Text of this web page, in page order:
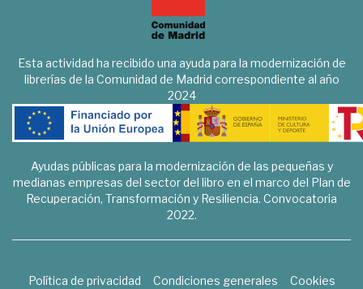
Esta actividad ha recibido una ayuda para la modernización de
librerías de la Comunidad de Madrid correspondiente al año
2024
Ayudas públicas para la modernización de las pequeñas y
medianas empresas del sector del libro en el marco del Plan de
Recuperación, Transformación y Resiliencia. Convocatoria
2022.
Política de privacidad Condiciones generales
Cookies